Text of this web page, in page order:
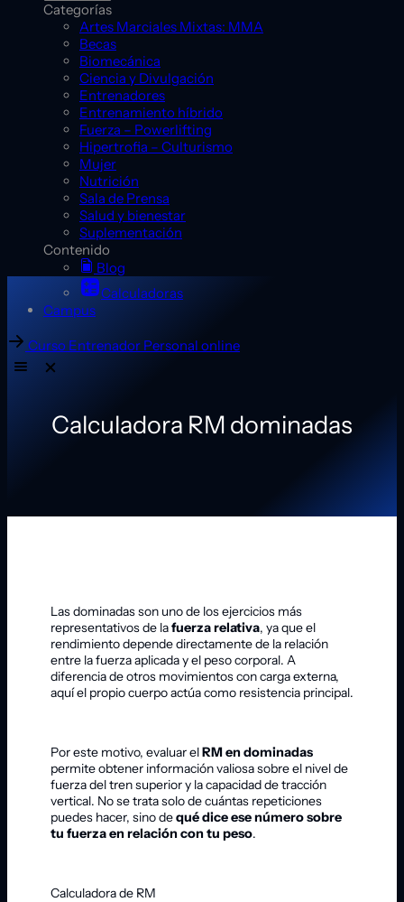
Categorías
Artes Marciales Mixtas: MMA
Becas
Biomecánica
Ciencia y Divulgación
Entrenadores
Entrenamiento híbrido
Fuerza – Powerlifting
Hipertrofia – Culturismo
Mujer
Nutrición
Sala de Prensa
Salud y bienestar
Suplementación
Contenido
Blog
Calculadoras
Campus
Curso Entrenador Personal online
Calculadora RM dominadas
Las dominadas son uno de los ejercicios más
representativos de lafuerza relativa, ya que el
rendimiento depende directamente de la relación
entre la fuerza aplicada y el peso corporal. A
diferencia de otros movimientos con carga externa,
aquí el propio cuerpo actúa como resistencia principal.
Por este motivo, evaluar elRM en dominadas
permite obtener información valiosa sobre el nivel de
fuerza del tren superior y la capacidad de tracción
vertical. No se trata solo de cuántas repeticiones
puedes hacer, sino dequé dice ese número sobre
tu fuerza en relación con tu peso.
Calculadora de RM